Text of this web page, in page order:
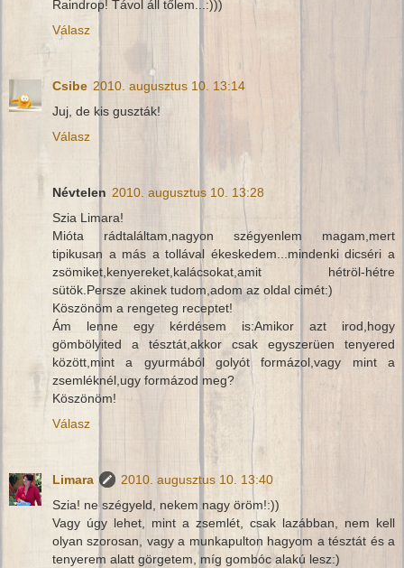
Raindrop! Távol áll tőlem...:)))
Válasz
Csibe 2010. augusztus 10. 13:14
Juj, de kis guszták!
Válasz
Névtelen 2010. augusztus 10. 13:28
Szia Limara!
Mióta rádtaláltam,nagyon szégyenlem magam,mert
tipikusan a más a tollával ékeskedem...mindenki dicséri a
zsömiket,kenyereket,kalácsokat,amit hétröl-hétre
sütök.Persze akinek tudom,adom az oldal cimét:)
Köszönöm a rengeteg receptet!
Ám lenne egy kérdésem is:Amikor azt irod,hogy
gömbölyited a tésztát,akkor csak egyszerüen tenyered
között,mint a gyurmából golyót formázol,vagy mint a
zsemléknél,ugy formázod meg?
Köszönöm!
Válasz
Limara
2010. augusztus 10. 13:40
Szia! ne szégyeld, nekem nagy öröm!:))
Vagy úgy lehet, mint a zsemlét, csak lazábban, nem kell
olyan szorosan, vagy a munkapulton hagyom a tésztát és a
tenyerem alatt görgetem, míg gombóc alakú lesz:)